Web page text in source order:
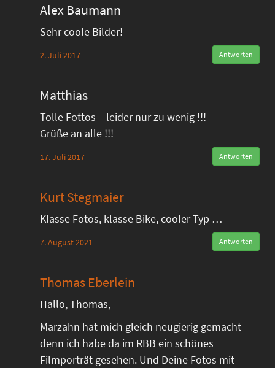
Alex Baumann
Sehr coole Bilder!
2. Juli 2017 Antworten
Matthias
Tolle Fottos – leider nur zu wenig !!!
Grüße an alle !!!
17. Juli 2017 Antworten
Kurt Stegmaier
Klasse Fotos, klasse Bike, cooler Typ …
7. August 2021 Antworten
Thomas Eberlein
Hallo, Thomas,
Marzahn hat mich gleich neugierig gemacht –
denn ich habe da im RBB ein schönes
Filmporträt gesehen. Und Deine Fotos mit